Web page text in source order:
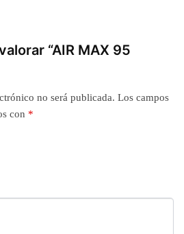
“AIR MAX 95
no será publicada. Los campos
con *